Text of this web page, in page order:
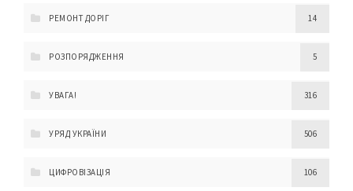
РЕМОНТ ДОРІГ 14
РОЗПОРЯДЖЕННЯ 5
УВАГА! 316
УРЯД УКРАЇНИ 506
ЦИФРОВІЗАЦІЯ 106